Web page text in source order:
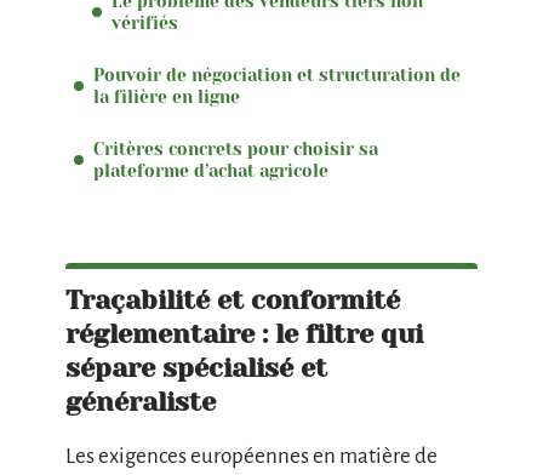
vérifiés
Pouvoir de négociation et structuration de
la filière en ligne
Critères concrets pour choisir sa
plateforme d’achat agricole
Traçabilité et conformité
réglementaire : le filtre qui
sépare spécialisé et
généraliste
Les exigences européennes en matière de